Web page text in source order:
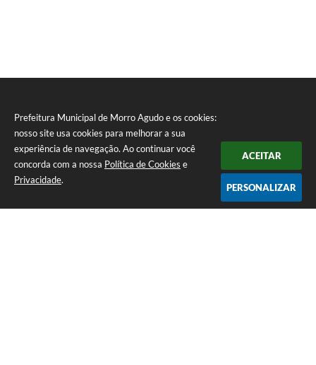
Prefeitura Municipal de Morro Agudo e os cookies:
nosso site usa cookies para melhorar a sua
experiência de navegação. Ao continuar você
concorda com a nossa Política de Cookies e
Privacidade.
ACEITAR
PERSONALIZAR